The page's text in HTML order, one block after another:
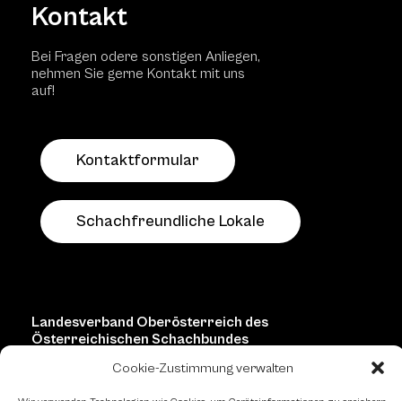
Cookie-Zustimmung verwalten
Kontakt
Bei Fragen odere sonstigen Anliegen,
nehmen Sie gerne Kontakt mit uns
auf!
Kontaktformular
Schachfreundliche Lokale
Landesverband Oberösterreich des
Österreichischen Schachbundes
Kornstraße 7A